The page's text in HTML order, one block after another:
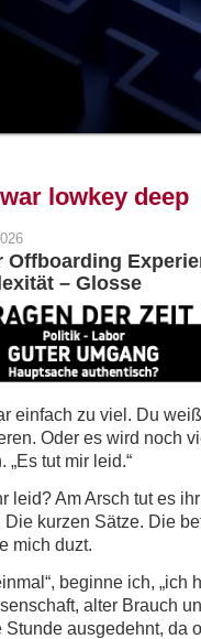
lowkey deep
Offboarding
– Glosse
einfach zu viel. Du
Oder es wird noch
„Es tut mir leid.“
leid? Am Arsch tut es
Die kurzen Sätze. Die
mich duzt.
beginne ich,
alter Brauch
Stunde ausgedehnt, da